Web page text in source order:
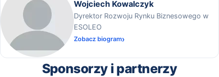
Wojciech Kowalczyk
Dyrektor Rozwoju Rynku Biznesowego w
ESOLEO
Zobacz biogram
Sponsorzy i partnerzy